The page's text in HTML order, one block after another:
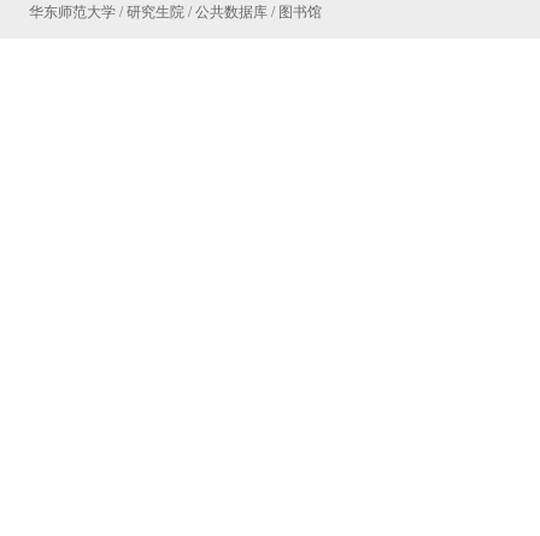
华东师范大学 /研究生院 /公共数据库 / 图书馆